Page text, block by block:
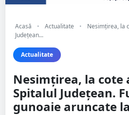
Acasă • Actualitate •
Nesimțirea, la
Județean...
Actualitate
Nesimțirea, la cote
Spitalul Județean.
gunoaie aruncate